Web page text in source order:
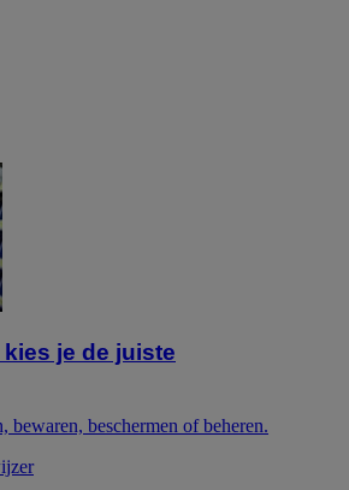
je de juiste
bewaren, beschermen of beheren.